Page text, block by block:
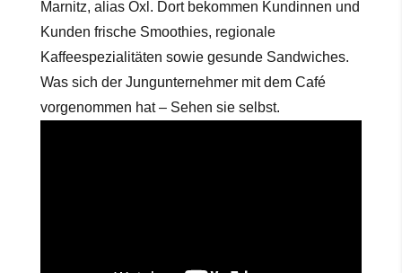
Marnitz, alias Öxl. Dort bekommen Kundinnen und
Kunden frische Smoothies, regionale
Kaffeespezialitäten sowie gesunde Sandwiches.
Was sich der Jungunternehmer mit dem Café
vorgenommen hat – Sehen sie selbst.